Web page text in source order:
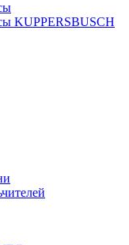
KUPPERSBUSCH